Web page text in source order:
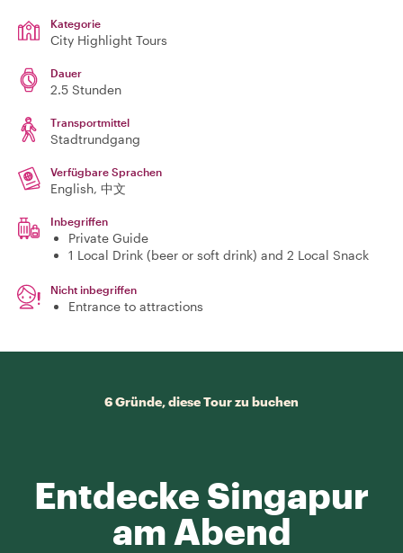
Kategorie
City Highlight Tours
Dauer
2.5 Stunden
Transportmittel
Stadtrundgang
Verfügbare Sprachen
English, 中文
Inbegriffen
Private Guide
1 Local Drink (beer or soft drink) and 2 Local Snack
Nicht inbegriffen
Entrance to attractions
6 Gründe, diese Tour zu buchen
Entdecke Singapur
am Abend